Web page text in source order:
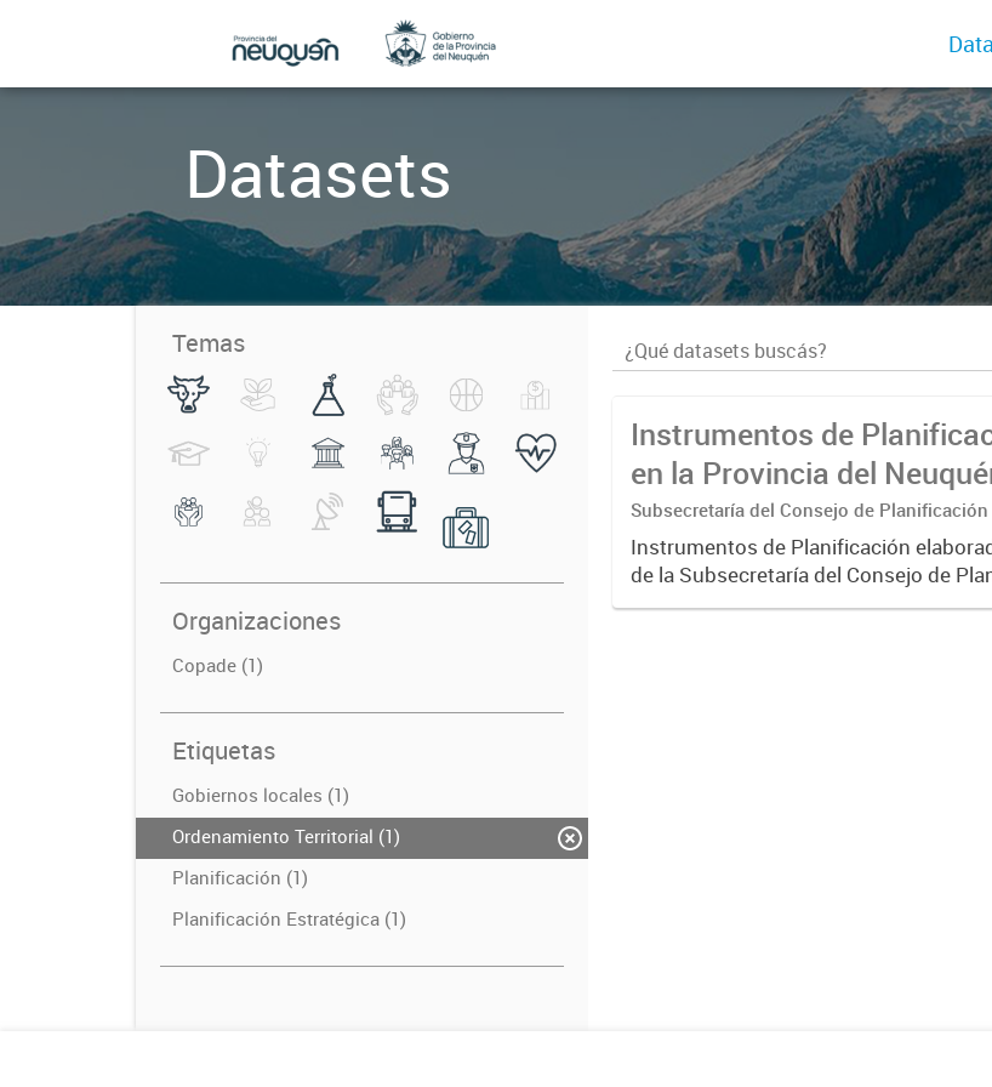
Datasets
Temas
Organizaciones
Copade (1)
Etiquetas
Gobiernos locales (1)
Ordenamiento Territorial (1)
Planificación (1)
Planificación Estratégica (1)
Instrumentos de
en la Provincia del
Subsecretaría del Consejo de
(COPADE) Dir. Provincial de Planificación
Instrumentos de Planificación
de la Subsecretaría del Consejo de
Desarrollo (COPADE) con alcance